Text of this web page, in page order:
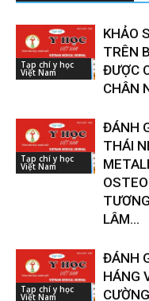
Tạp chí y học
Việt Nam
KHẢO
TRÊN
ĐƯỢC
CHÂN
Tạp chí y học
Việt Nam
ĐÁNH
THÁI
LÂM...
Tạp chí y học
Việt Nam
ĐÁNH
HÁNG